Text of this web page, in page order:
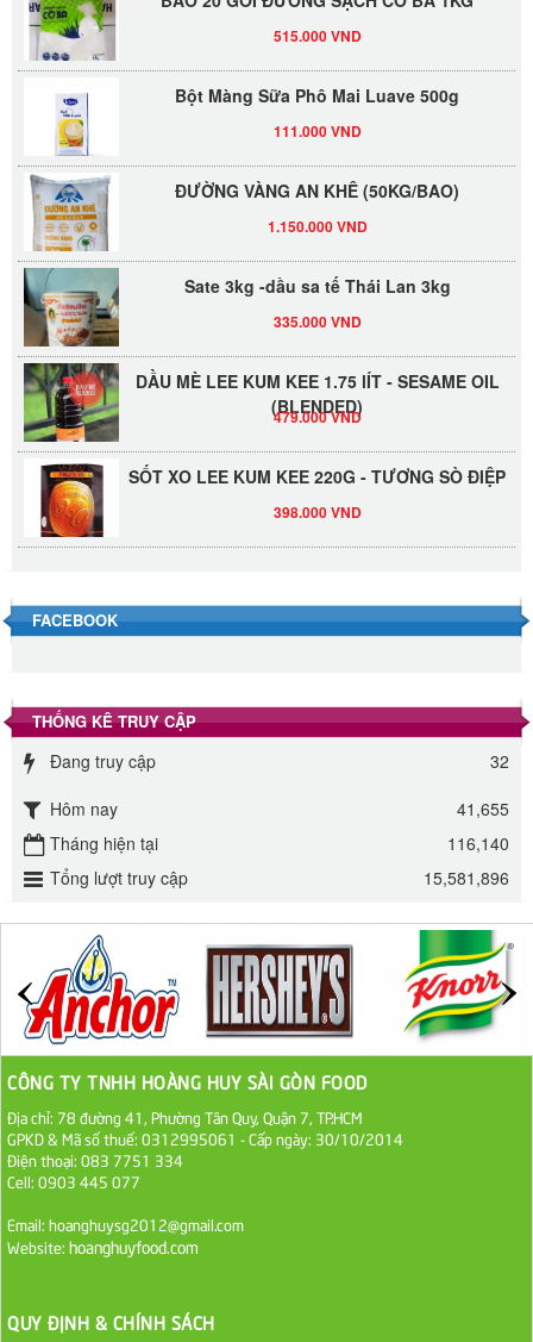
ĐƯỜNG VÀNG AN KHÊ (50KG/BAO)
Sate 3kg -dầu sa tế Thái Lan 3kg
DẦU MÈ LEE KUM KEE 1.75 lÍT - SESAME OIL
(BLENDED)
479.000 VND
SỐT XO LEE KUM KEE 220G - TƯƠNG SÒ ĐIỆP
Đường mía thiên nhiên Biên Hòa gói 1kg
ĐƯỜNG SẠCH CÔ BA BIÊN HÒA 1KG
27.000 VND
Đường cát trắng An Khê bao 50kg
1.100.000 VND
Sa Tế Tôm Cholimex PET Hũ 450g
Ớt Sa Tế Cholimex Hũ Thuỷ Tinh 150g
Nước tương cholimex 4,9L
FACEBOOK
THỐNG KÊ TRUY CẬP
Đang truy cập
32
Hôm nay
41,655
Tháng hiện tại
116,140
Tổng lượt truy cập
15,581,896
CÔNG TY TNHH HOÀNG HUY SÀI GÒN FOOD
Địa chỉ: 78 đường 41, Phường Tân Quy, Quận 7, TP.HCM
GPKD & Mã số thuế: 0312995061 - Cấp ngày: 30/10/2014
Điện thoại: 083 7751 334
Cell: 0903 445 077
Email: hoanghuysg2012@gmail.com
Website: hoanghuyfood.com
QUY ĐỊNH & CHÍNH SÁCH